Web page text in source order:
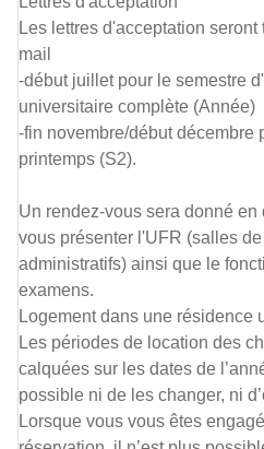
Les lettres d'acceptation
mail
-début juillet pour le semestre
universitaire complète (Année)
-fin novembre/début décembre
printemps (S2).
Un rendez-vous sera donné
vous présenter l'UFR (salles
administratifs) ainsi que le
examens.
Logement dans une résidence
Les périodes de location des
calquées sur les dates de
possible ni de les changer, ni
Lorsque vous vous êtes